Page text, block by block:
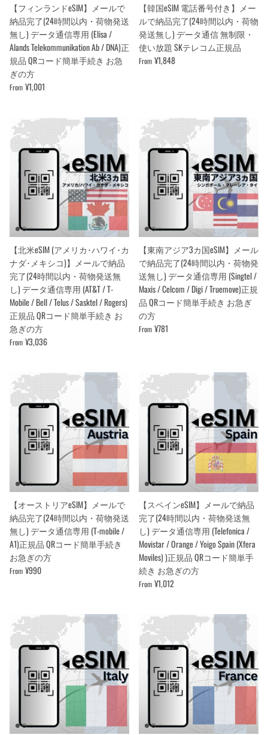
【フィンランドeSIM】メールで
納品完了(24時間以内・荷物発送
無し) データ通信専用 (Elisa /
Alands Telekommunikation Ab / DNA)正
規品 QRコード簡単手続き お急
ぎの方
From ¥1,001
【韓国eSIM 電話番号付き】メー
ルで納品完了(24時間以内・荷物
発送無し) データ通信 無制限・
使い放題 SKテレコム正規品
From ¥1,848
【北米eSIM (アメリカ･ハワイ･カ
ナダ･メキシコ)】メールで納品
完了(24時間以内・荷物発送無
し) データ通信専用 (AT&T / T-
Mobile / Bell / Telus / Sasktel / Rogers)
正規品 QRコード簡単手続き お
急ぎの方
From ¥3,036
【東南アジア3カ国eSIM】メール
で納品完了(24時間以内・荷物発
送無し) データ通信専用 (Singtel /
Maxis / Celcom / Digi / Truemove)正規
品 QRコード簡単手続き お急ぎ
の方
From ¥781
【オーストリアeSIM】メールで
納品完了(24時間以内・荷物発送
無し) データ通信専用 (T-mobile /
A1)正規品 QRコード簡単手続き
お急ぎの方
From ¥990
【スペインeSIM】メールで納品
完了(24時間以内・荷物発送無
し) データ通信専用 (Telefonica /
Movistar / Orange / Yoigo Spain (Xfera
Moviles) )正規品 QRコード簡単手
続き お急ぎの方
From ¥1,012